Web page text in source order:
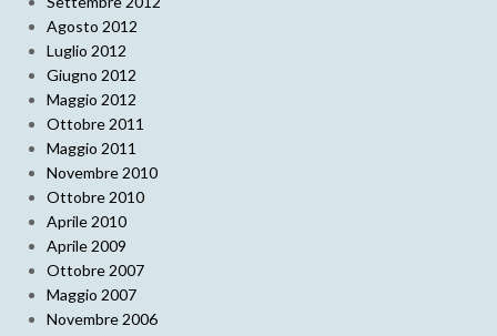
Agosto 2012
Luglio 2012
Giugno 2012
Maggio 2012
Ottobre 2011
Maggio 2011
Novembre 2010
Ottobre 2010
Aprile 2010
Aprile 2009
Ottobre 2007
Maggio 2007
Novembre 2006